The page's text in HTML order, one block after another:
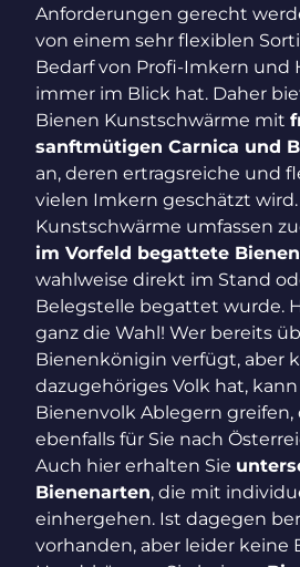
Anforderungen gerecht
von einem sehr flexiblen
Bedarf von Profi-Imkern und
immer im Blick hat. Daher
Bienen Kunstschwärme mit
sanftmütigen Carnica und
an, deren ertragsreiche und
vielen Imkern geschätzt wird.
Kunstschwärme umfassen
im Vorfeld begattete
wahlweise direkt im Stand
Belegstelle begattet wurde.
ganz die Wahl! Wer bereits
Bienenkönigin verfügt, aber
dazugehöriges Volk hat,
Bienenvolk Ablegern
ebenfalls für Sie nach
Auch hier erhalten Sie
Bienenarten, die mit
einhergehen. Ist dagegen
vorhanden, aber leider keine